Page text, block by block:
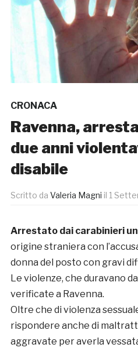
CRONACA
Ravenna,
due anni
disabile
Scritto da Valeria Magni il 1
Arrestato dai carabinieri
origine straniera con
donna del posto con gravi
Le violenze, che duravano
verificate a Ravenna.
Oltre che di violenza
rispondere anche di
aggravate per averla